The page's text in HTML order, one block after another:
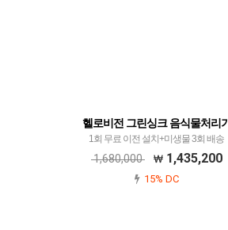
헬로비전 그린싱크 음식물처리기
1회 무료 이전 설치+미생물 3회 배송
1,680,000 1,435,200
15% DC